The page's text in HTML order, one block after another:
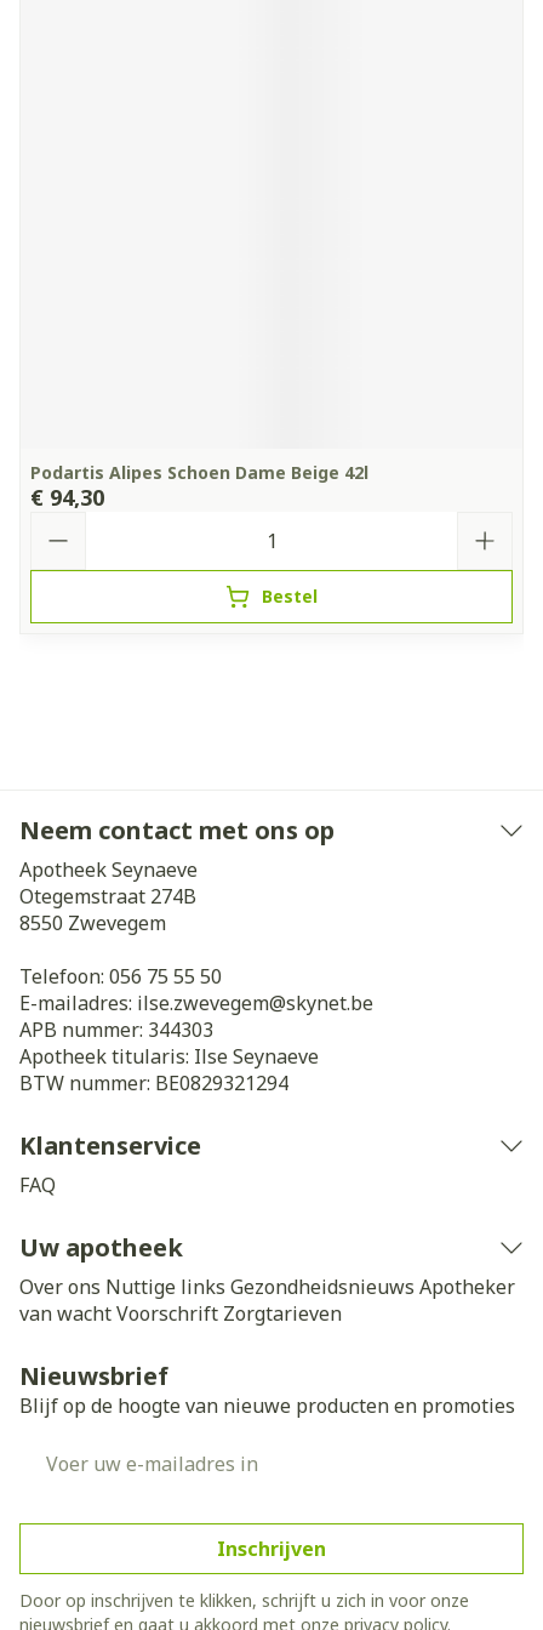
Podartis Alipes Schoen Dame Beige 42l
€ 94,30
Bestel
Neem contact met ons op
Apotheek Seynaeve
Otegemstraat 274B
8550 Zwevegem
Telefoon: 056 75 55 50
E-mailadres: ilse.zwevegem@skynet.be
APB nummer: 344303
Apotheek titularis: Ilse Seynaeve
BTW nummer: BE0829321294
Klantenservice
FAQ
Uw apotheek
Over ons Nuttige links Gezondheidsnieuws Apotheker
van wachtVoorschrift Zorgtarieven
Nieuwsbrief
Blijf op de hoogte van nieuwe producten en promoties
Inschrijven
Door op inschrijven te klikken, schrijft u zich in voor onze
nieuwsbrief en gaat u akkoord met onze privacy policy.